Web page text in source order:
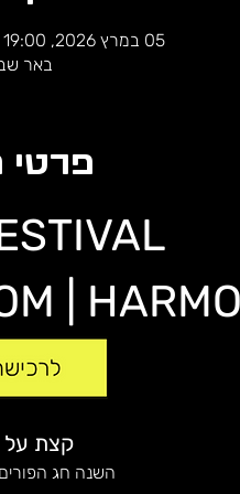
05 במרץ 2026, 19:00 – 06 במרץ 2026, 16:40
באר
פרטי
|
קצת על
השנה חג